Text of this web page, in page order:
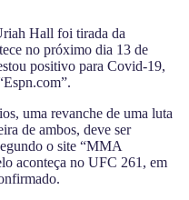
Hall foi tirada da
no próximo dia 13 de
positivo para Covid-19,
uma revanche de uma luta
de ambos, deve ser
o site “MMA
aconteça no UFC 261, em